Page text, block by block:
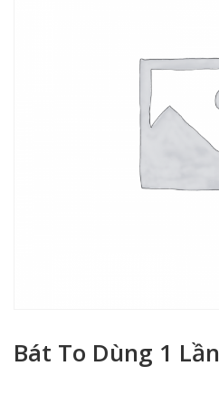
Bát To Dùng 1 Lần